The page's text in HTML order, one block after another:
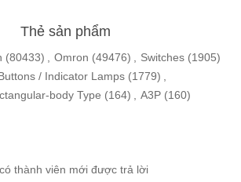
Thẻ sản phẩm
(80433) , Omron (49476) , Switches (1905)
/ Indicator Lamps (1779) ,
body Type (164) , A3P (160)
thành viên mới được trả lời